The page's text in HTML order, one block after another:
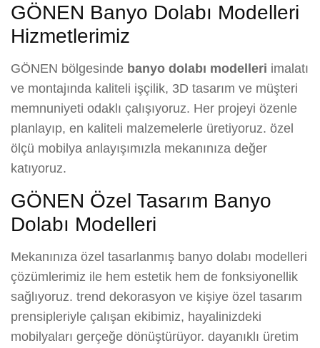
GÖNEN Banyo Dolabı Modelleri
Hizmetlerimiz
GÖNEN bölgesinde banyo dolabı modelleri imalatı
ve montajında kaliteli işçilik, 3D tasarım ve müşteri
memnuniyeti odaklı çalışıyoruz. Her projeyi özenle
planlayıp, en kaliteli malzemelerle üretiyoruz. özel
ölçü mobilya anlayışımızla mekanınıza değer
katıyoruz.
GÖNEN Özel Tasarım Banyo
Dolabı Modelleri
Mekanınıza özel tasarlanmış banyo dolabı modelleri
çözümlerimiz ile hem estetik hem de fonksiyonellik
sağlıyoruz. trend dekorasyon ve kişiye özel tasarım
prensipleriyle çalışan ekibimiz, hayalinizdeki
mobilyaları gerçeğe dönüştürüyor. dayanıklı üretim